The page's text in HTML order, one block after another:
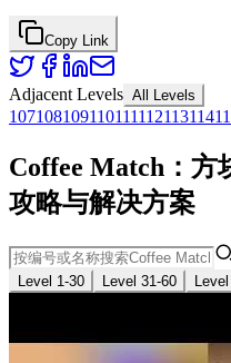
Copy Link
Adjacent Levels All Levels
107108109110111112113114
Coffee Match：方
攻略与解决方案
Level 1-30 Level 31-60